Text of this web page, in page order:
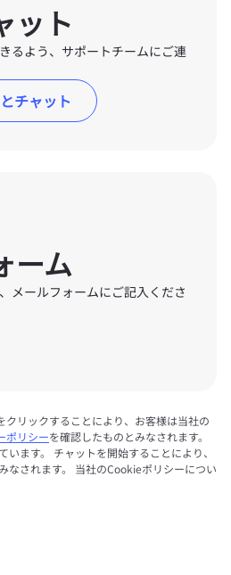
ット
るよう、サポートチームにご連
チャット
ーム
メールフォームにご記入くださ
クリックすることにより、お客様は当社の
ポリシーを確認したものとみなされます。
ます。 チャットを開始することにより、
なされます。 当社のCookieポリシーについ